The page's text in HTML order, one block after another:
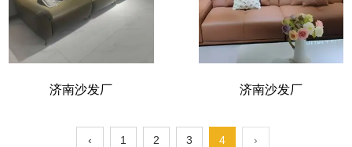
济南沙发厂 济南沙发厂
‹ 1 2 3 4 ›